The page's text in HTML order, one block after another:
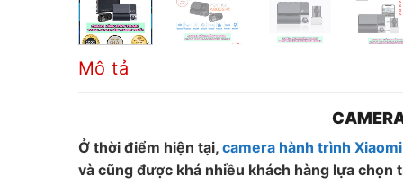
Mô tả
Ở thời điểm hiện tại, camera hành trình
và cũng được khá nhiều khách hàng lựa chọn